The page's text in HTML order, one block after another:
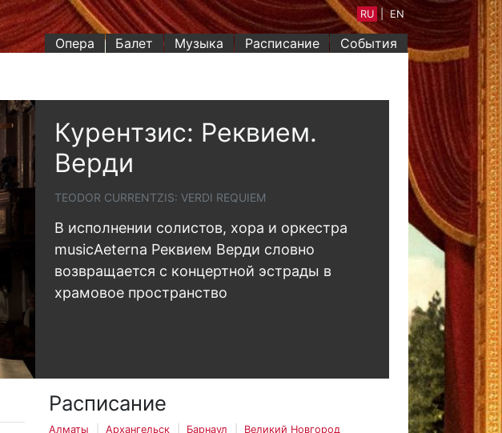
Опера Балет Музыка Расписание События
RU EN
Курентзис: Реквием.
Верди
TEODOR CURRENTZIS: VERDI REQUIEM
В исполнении солистов, хора и оркестра
musicAeterna Реквием Верди словно
возвращается с концертной эстрады в
храмовое пространство
Расписание
Алматы Архангельск Барнаул
Великий Новгород